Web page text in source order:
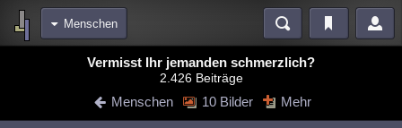
Menschen
Blogs Videos
Chat Wiki Neuigkeiten
Vermisst Ihr jemanden schmerzlich?
2.426 Beiträge
Menschen 10 Bilder Mehr